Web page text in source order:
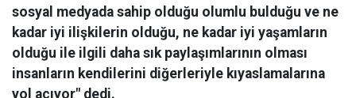
sosyal medyada sahip olduğu olumlu bulduğu ve ne
kadar iyi ilişkilerin olduğu, ne kadar iyi yaşamların
olduğu ile ilgili daha sık paylaşımlarının olması
insanların kendilerini diğerleriyle kıyaslamalarına
yol açıyor" dedi.